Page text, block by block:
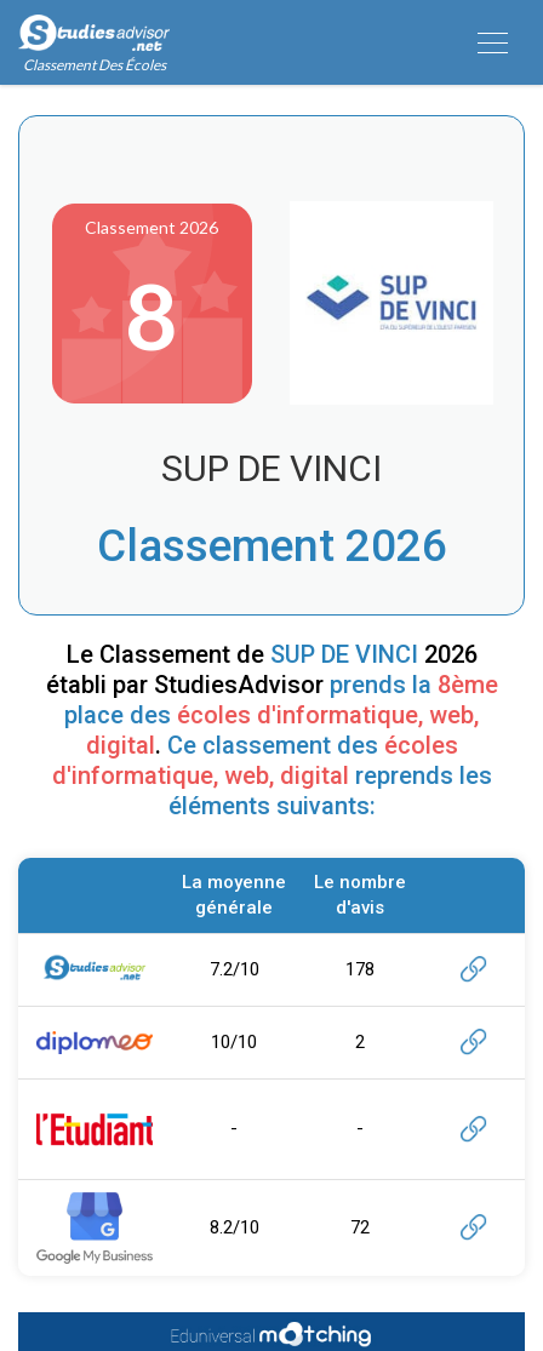
Classement Des Écoles
Classement 2026
8
SUP DE VINCI
Classement 2026
Le Classement de SUP DE VINCI 2026
établi par StudiesAdvisor prends la 8ème
place des écoles d'informatique, web,
digital. Ce classement des écoles
d'informatique, web, digital reprends les
éléments suivants:
La moyenne
générale
Le nombre
d'avis
7.2/10 178
10/10 2
- -
8.2/10 72